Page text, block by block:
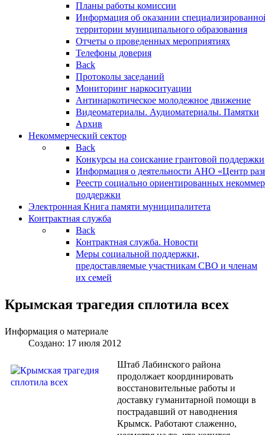
Планы работы комиссии
Информация об оказании
территории муниципального образования
Отчеты о проведенных мероприятиях
Телефоны доверия
Back
Протоколы заседаний
Мониторинг наркоситуации
Антинаркотическое молодежное движение
Видеоматериалы. Аудиоматериалы. Памятки
Архив
Некоммерческий сектор
Back
Конкурсы на соискание грантовой поддержки
Информация о деятельности АНО «Центр
Реестр социально ориентированных
поддержки
Электронная Книга памяти муниципалитета
Контрактная служба
Back
Контрактная служба. Новости
Меры социальной поддержки,
предоставляемые участникам СВО и членам
их семей
Крымская трагедия сплотила всех
Информация о материале
Создано: 17 июля 2012
Штаб Лабинского района
продолжает координировать
восстановительные работы и
доставку гуманитарной помощи в
пострадавший от наводнения
Крымск. Работают слаженно,